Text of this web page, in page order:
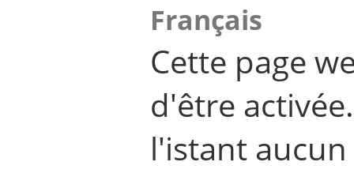
Français
Cette page
d'être
l'istant